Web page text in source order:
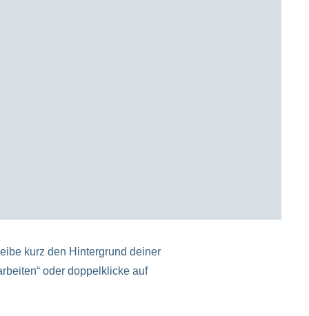
kurz den Hintergrund deiner
oder doppelklicke auf